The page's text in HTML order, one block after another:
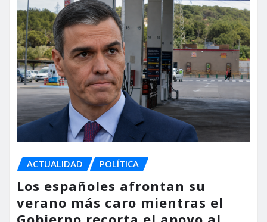
ACTUALIDAD POLÍTICA
Los españoles afrontan su
verano más caro mientras el